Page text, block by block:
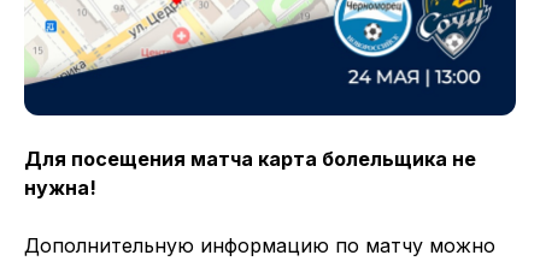
Для посещения матча карта болельщика не
нужна!
Дополнительную информацию по матчу можно